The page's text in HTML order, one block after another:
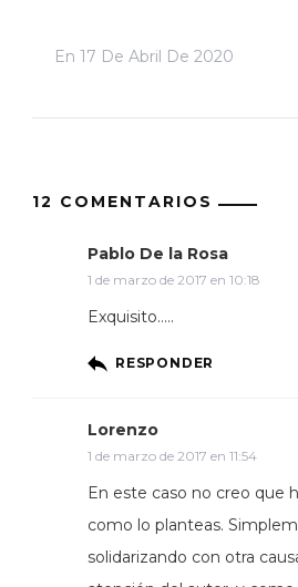
En 17 De Abril De 2020
12 COMENTARIOS
Pablo De la Rosa
1 de marzo de 2017 en 10:18
Exquisito…..
RESPONDER
Lorenzo
1 de marzo de 2017 en 11:54
En este caso no creo que
como lo planteas.
solidarizando con otra